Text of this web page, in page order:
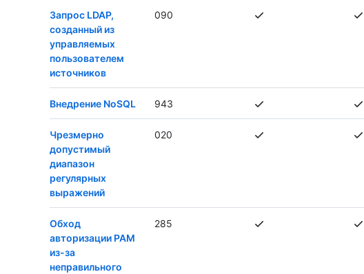
Запрос LDAP,
созданный из
управляемых
пользователем
источников
090
Внедрение NoSQL 943
Чрезмерно
допустимый
диапазон
регулярных
выражений
020
Обход
авторизации PAM
из-за
неправильного
285